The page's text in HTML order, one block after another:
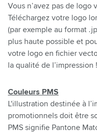
Vous n’avez pas de logo
Téléchargez votre logo
(par exemple au format
plus haute possible et
votre logo en fichier
la qualité de l’impression !
Couleurs PMS
L'illustration destinée à
promotionnels doit être
PMS signifie Pantone